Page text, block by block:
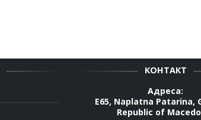
КОНТАКТ
Адреса:
E65, Naplatna Patarina,
Republic of